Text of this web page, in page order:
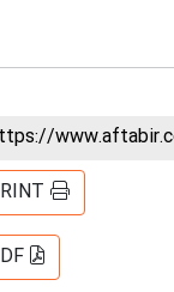
https://
PRINT
PDF